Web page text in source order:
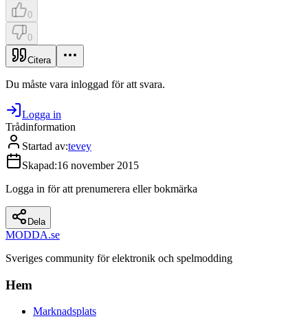
0
0
Citera
Du måste vara inloggad för att svara.
Logga in
Trådinformation
Startad av:tevey
Skapad:16 november 2015
Logga in för att prenumerera eller bokmärka
Dela
MODDA.se
Sveriges community för elektronik och spelmodding
Hem
Marknadsplats